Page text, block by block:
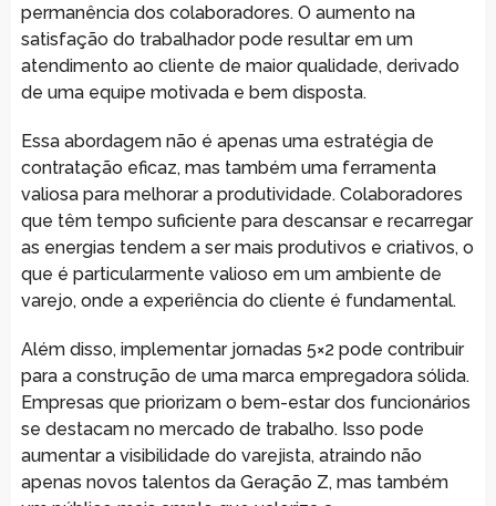
permanência dos colaboradores. O aumento na
satisfação do trabalhador pode resultar em um
atendimento ao cliente de maior qualidade, derivado
de uma equipe motivada e bem disposta.
Essa abordagem não é apenas uma estratégia de
contratação eficaz, mas também uma ferramenta
valiosa para melhorar a produtividade. Colaboradores
que têm tempo suficiente para descansar e recarregar
as energias tendem a ser mais produtivos e criativos, o
que é particularmente valioso em um ambiente de
varejo, onde a experiência do cliente é fundamental.
Além disso, implementar jornadas 5×2 pode contribuir
para a construção de uma marca empregadora sólida.
Empresas que priorizam o bem-estar dos funcionários
se destacam no mercado de trabalho. Isso pode
aumentar a visibilidade do varejista, atraindo não
apenas novos talentos da Geração Z, mas também